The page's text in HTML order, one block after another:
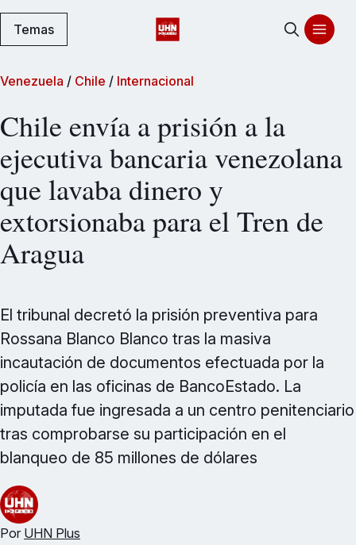
Temas
Venezuela / Chile / Internacional
Chile envía a prisión a la
ejecutiva bancaria venezolana
que lavaba dinero y
extorsionaba para el Tren de
Aragua
El tribunal decretó la prisión preventiva para
Rossana Blanco Blanco tras la masiva
incautación de documentos efectuada por la
policía en las oficinas de BancoEstado. La
imputada fue ingresada a un centro penitenciario
tras comprobarse su participación en el
blanqueo de 85 millones de dólares
Por UHN Plus